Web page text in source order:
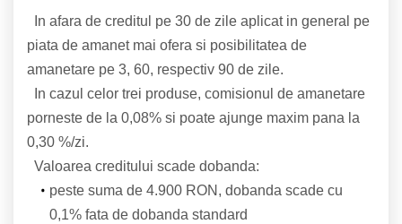
In afara de creditul pe 30 de zile aplicat in general pe
piata de amanet mai ofera si posibilitatea de
amanetare pe 3, 60, respectiv 90 de zile.
In cazul celor trei produse, comisionul de amanetare
porneste de la 0,08% si poate ajunge maxim pana la
0,30 %/zi.
Valoarea creditului scade dobanda:
peste suma de 4.900 RON, dobanda scade cu
0,1% fata de dobanda standard